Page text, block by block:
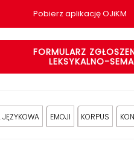
Pobierz aplikację OJiKM
FORMULARZ
LEKSYKALNO-
JĘZYKOWA EMOJI KORPUS